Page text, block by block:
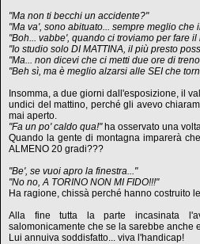
"Ma non ti becchi un accidente?"
"Ma va', sono abituato... sempre meglio che
"Boh... vabbe', quando ci troviamo per fare il
"Io studio solo DI MATTINA, il più presto
"Ma... non dicevi che ci metti due ore di
"Beh sì, ma è meglio alzarsi alle SEI che
Insomma, a due giorni dall'esposizione, il
undici del mattino, perché gli avevo
mai aperto.
"Fa un po' caldo qua!"ha osservato una
Quando la gente di montagna imparerà
ALMENO 20 gradi???
"Be', se vuoi apro la finestra..."
"No no, A TORINO NON MI FIDO!!!"
Ha ragione, chissà perché hanno costruito
Alla fine tutta la parte incasinata
salomonicamente che se la sarebbe anche
Lui annuiva soddisfatto... viva l'handicap!